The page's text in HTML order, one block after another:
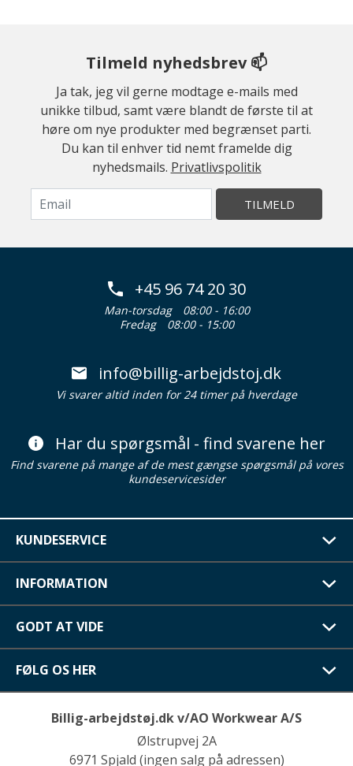
Tilmeld nyhedsbrev 📫
Ja tak, jeg vil gerne modtage e-mails med
unikke tilbud, samt være blandt de første til at
høre om nye produkter med begrænset parti.
Du kan til enhver tid nemt framelde dig
nyhedsmails. Privatlivspolitik
TILMELD
+45 96 74 20 30
Man-torsdag
08:00 - 16:00
Fredag
08:00 - 15:00
info@billig-arbejdstoj.dk
Vi svarer altid inden for 24 timer på hverdage
Har du spørgsmål - find svarene her
Find svarene på mange af de mest gængse spørgsmål på vores
kundeservicesider
KUNDESERVICE
INFORMATION
GODT AT VIDE
FØLG OS HER
Billig-arbejdstøj.dk v/AO Workwear A/S
Ølstrupvej 2A
6971 Spjald (ingen salg på adressen)